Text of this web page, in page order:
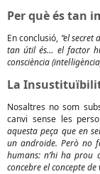
Per què és tan
En conclusió, “el
tan útil és… el factor
consciència
La
Nosaltres no som
canvi sense les
aquesta peça que en
un androide. Però no
humans: n’hi ha prou
concebre el concepte